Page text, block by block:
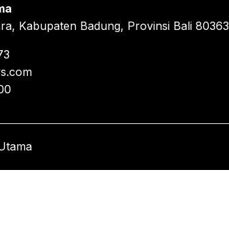
Kabupaten Badung, Provinsi Bali 80363